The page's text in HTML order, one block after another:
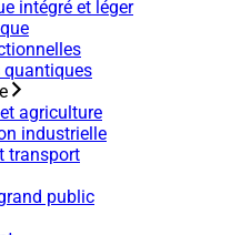
intégré et léger
quantiques
agriculture
industrielle
transport
public